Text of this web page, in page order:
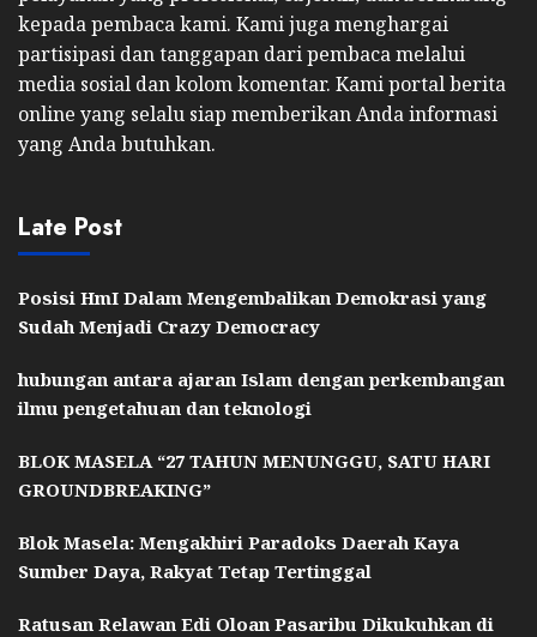
kepada pembaca kami. Kami juga menghargai
partisipasi dan tanggapan dari pembaca melalui
media sosial dan kolom komentar. Kami portal berita
online yang selalu siap memberikan Anda informasi
yang Anda butuhkan.
Late Post
Posisi HmI Dalam Mengembalikan Demokrasi yang
Sudah Menjadi Crazy Democracy
hubungan antara ajaran Islam dengan perkembangan
ilmu pengetahuan dan teknologi
BLOK MASELA “27 TAHUN MENUNGGU, SATU HARI
GROUNDBREAKING”
Blok Masela: Mengakhiri Paradoks Daerah Kaya
Sumber Daya, Rakyat Tetap Tertinggal
Ratusan Relawan Edi Oloan Pasaribu Dikukuhkan di